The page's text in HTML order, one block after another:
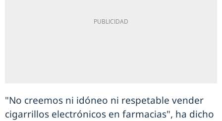
"No creemos ni idóneo ni respetable vender
cigarrillos electrónicos en farmacias", ha dicho